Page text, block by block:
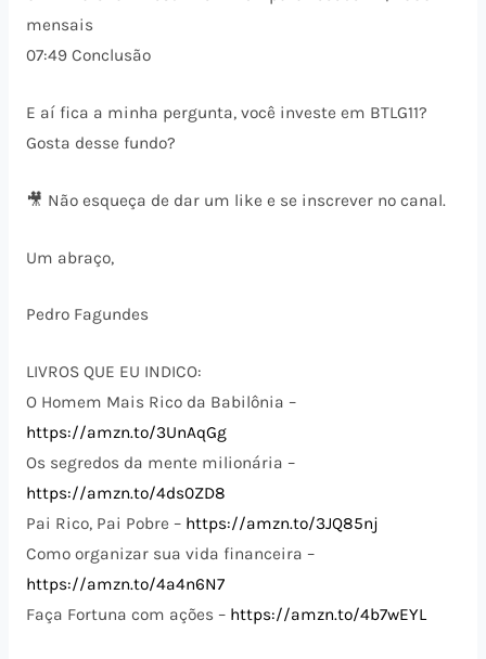
mensais
07:49 Conclusão
E aí fica a minha pergunta, você investe em BTLG11?
Gosta desse fundo?
🎥 Não esqueça de dar um like e se inscrever no canal.
Um abraço,
Pedro Fagundes
LIVROS QUE EU INDICO:
O Homem Mais Rico da Babilônia –
https://amzn.to/3UnAqGg
Os segredos da mente milionária –
https://amzn.to/4ds0ZD8
Pai Rico, Pai Pobre – https://amzn.to/3JQ85nj
Como organizar sua vida financeira –
https://amzn.to/4a4n6N7
Faça Fortuna com ações – https://amzn.to/4b7wEYL